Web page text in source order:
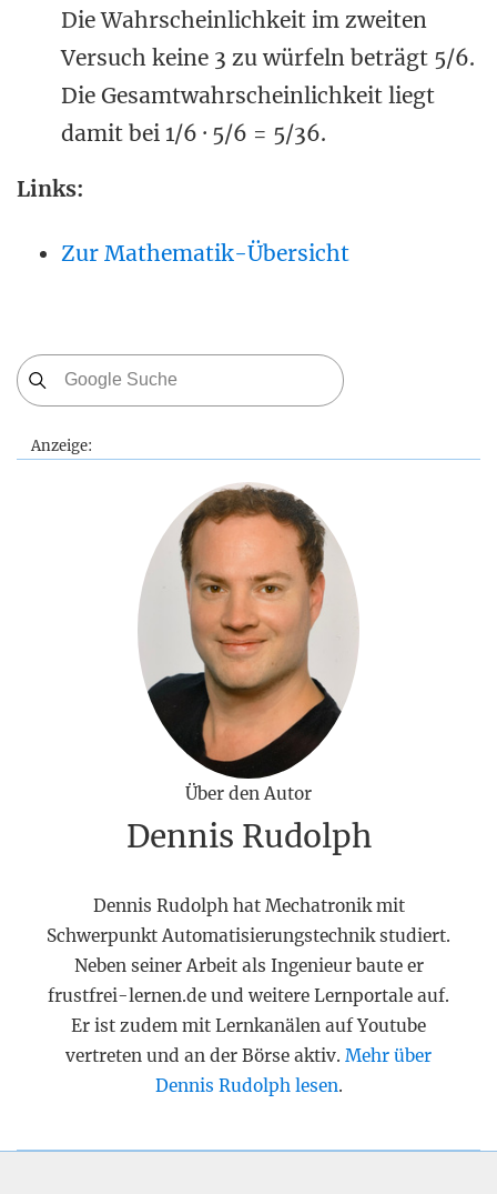
Die Wahrscheinlichkeit im zweiten
Versuch keine 3 zu würfeln beträgt 5/6.
Die Gesamtwahrscheinlichkeit liegt
damit bei 1/6 · 5/6 = 5/36.
Links:
Zur Mathematik-Übersicht
Anzeige:
Über den Autor
Dennis Rudolph
Dennis Rudolph hat Mechatronik mit
Schwerpunkt Automatisierungstechnik studiert.
Neben seiner Arbeit als Ingenieur baute er
frustfrei-lernen.de und weitere Lernportale auf.
Er ist zudem mit Lernkanälen auf Youtube
vertreten und an der Börse aktiv. Mehr über
Dennis Rudolph lesen.